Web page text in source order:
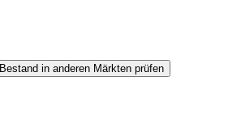
Bestand in anderen Märkten prüfen